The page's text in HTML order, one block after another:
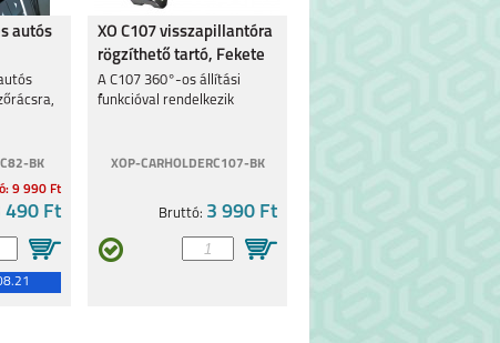
autós
BK
9 990 Ft
490 Ft
XO C107 visszapillantóra
rögzíthető tartó, Fekete
A C107 360°-os állítási
funkcióval rendelkezik
XOP-CARHOLDERC107-BK
Bruttó: 3 990 Ft